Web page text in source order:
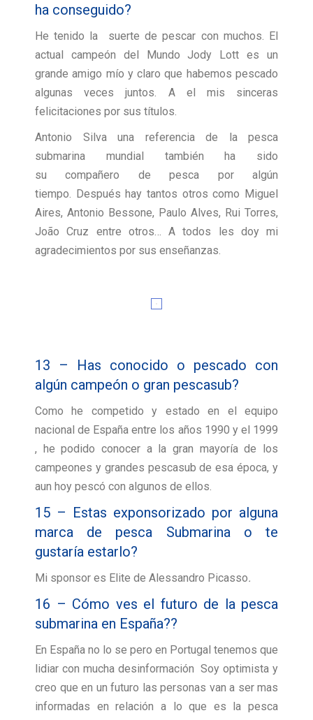
ha conseguido?
He tenido la suerte de pescar con muchos. El
actual campeón del Mundo Jody Lott es un
grande amigo mío y claro que habemos pescado
algunas veces juntos. A el mis sinceras
felicitaciones por sus títulos.
Antonio Silva una referencia de la pesca
submarina mundial también ha sido
su compañero de pesca por algún
tiempo. Después hay tantos otros como Miguel
Aires, Antonio Bessone, Paulo Alves, Rui Torres,
João Cruz entre otros… A todos les doy mi
agradecimientos por sus enseñanzas.
13 – Has conocido o pescado con
algún campeón o gran pescasub?
Como he competido y estado en el equipo
nacional de España entre los años 1990 y el 1999
, he podido conocer a la gran mayoría de los
campeones y grandes pescasub de esa época, y
aun hoy pescó con algunos de ellos.
15 – Estas exponsorizado por alguna
marca de pesca Submarina o te
gustaría estarlo?
Mi sponsor es Elite de Alessandro Picasso.
16 – Cómo ves el futuro de la pesca
submarina en España??
En España no lo se pero en Portugal tenemos que
lidiar con mucha desinformación Soy optimista y
creo que en un futuro las personas van a ser mas
informadas en relación a lo que es la pesca